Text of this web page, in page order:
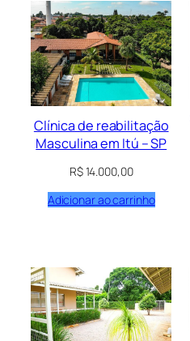
Clínica de reabilitação
Masculina em Itú – SP
R$14.000,00
Adicionar ao carrinho